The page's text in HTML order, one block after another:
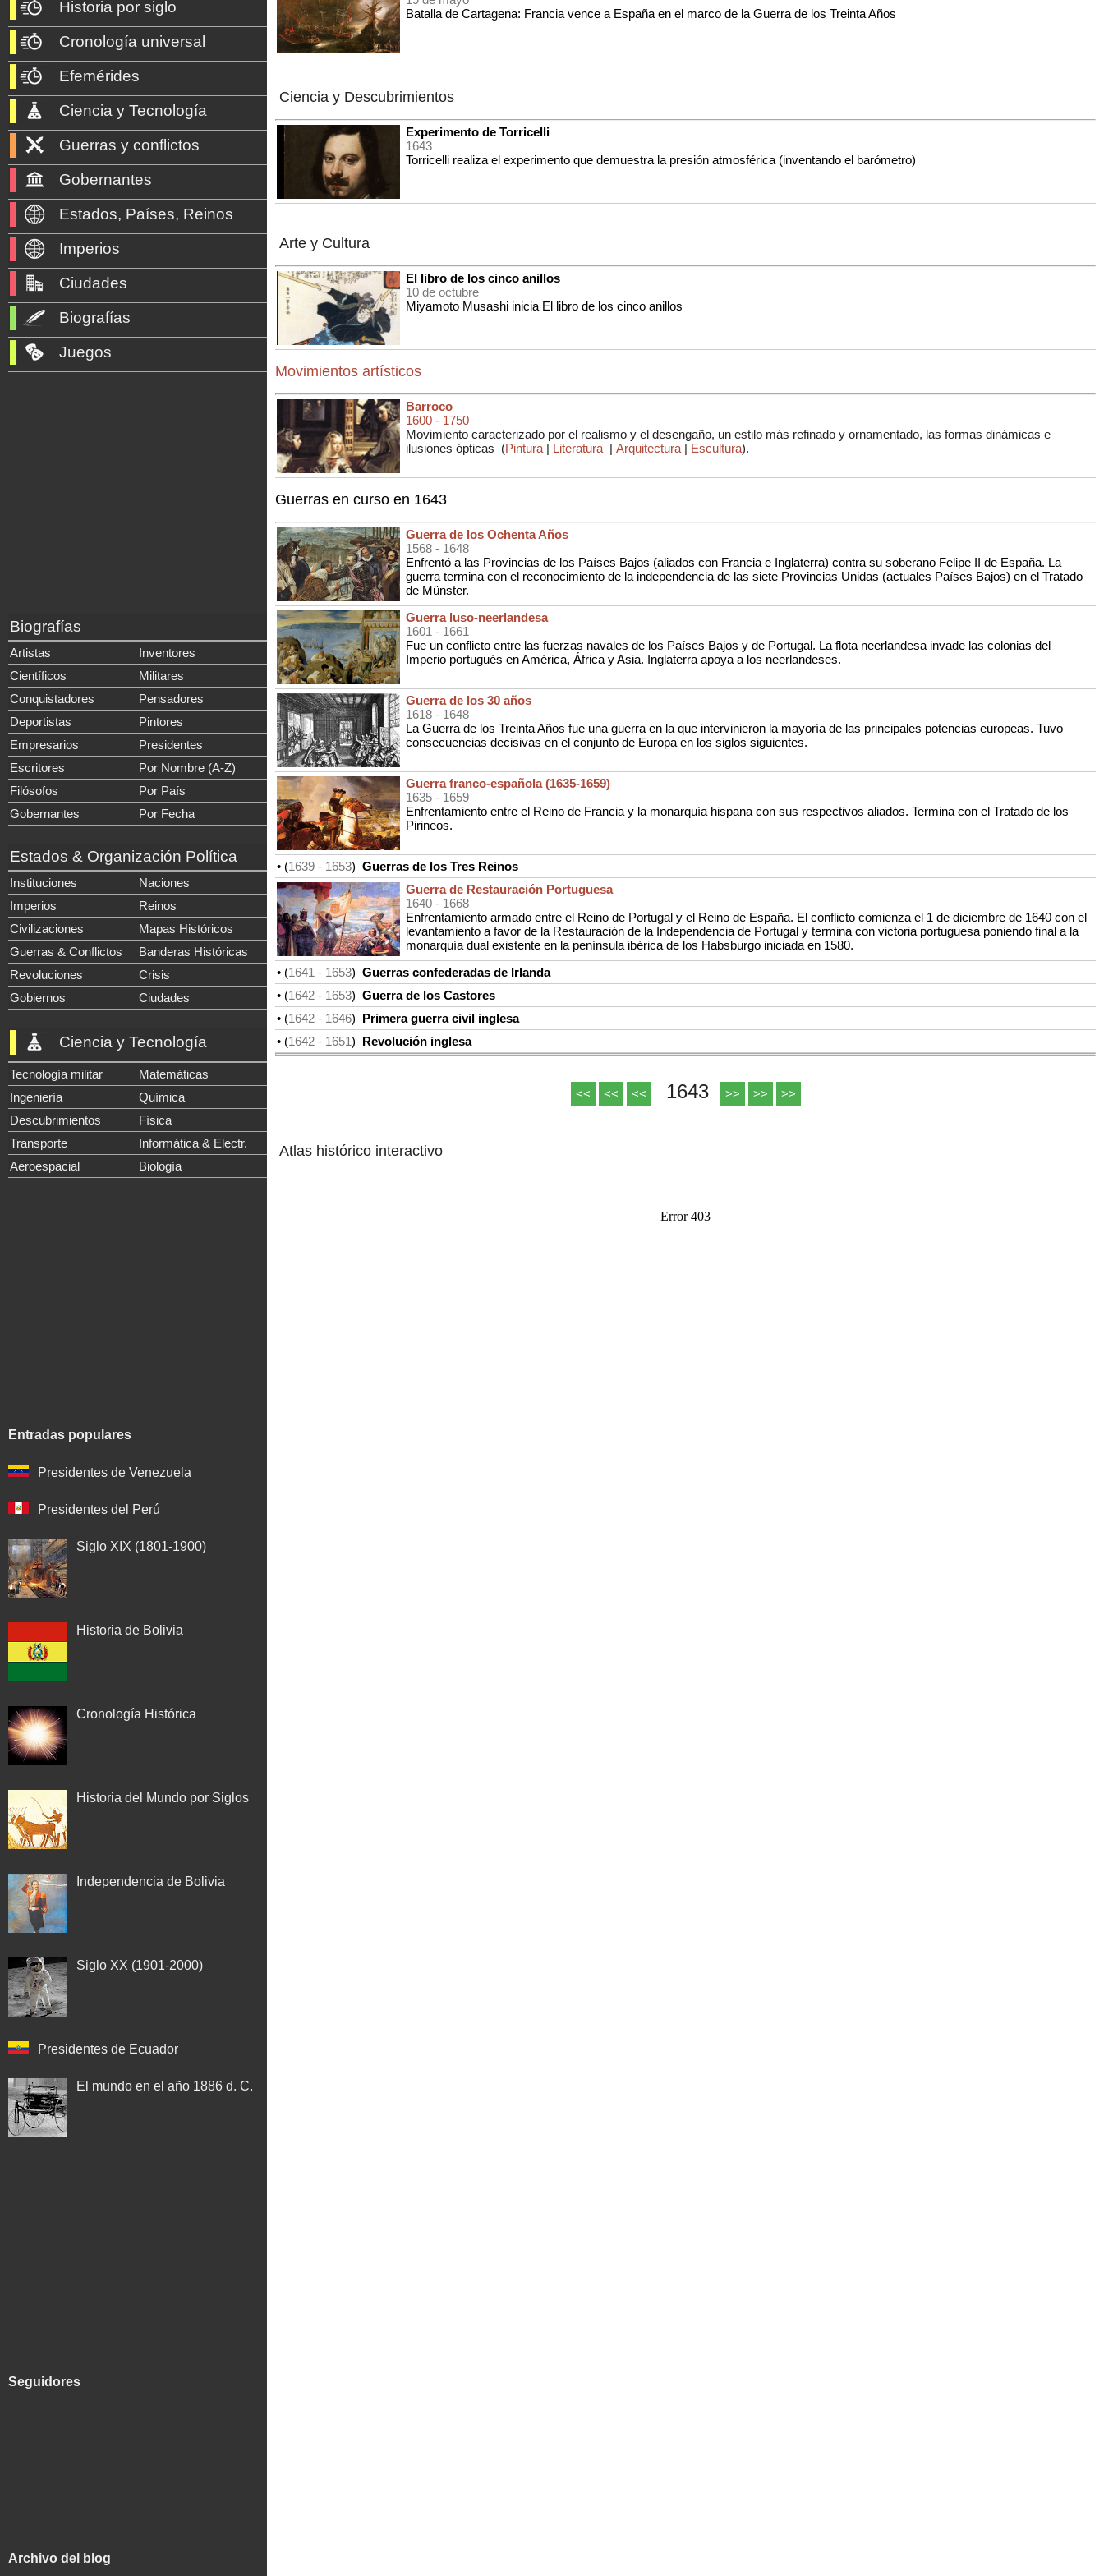
Batalla de Cartagena: Francia vence a España en el marco de la Guerra de los Treinta Años
Ciencia y Descubrimientos
Experimento de Torricelli
1643
Torricelli realiza el experimento que demuestra la presión atmosférica (inventando el barómetro)
Arte y Cultura
El libro de los cinco anillos
10 de octubre
Miyamoto Musashi inicia El libro de los cinco anillos
Movimientos artísticos
Barroco
1600 - 1750
Movimiento caracterizado por el realismo y el desengaño, un estilo más refinado y ornamentado, las formas dinámicas e
ilusiones ópticas (Pintura | Literatura | Arquitectura | Escultura).
Guerras en curso en 1643
Guerra de los Ochenta Años
1568 - 1648
Enfrentó a las Provincias de los Países Bajos (aliados con Francia e Inglaterra) contra su soberano Felipe II de España. La
guerra termina con el reconocimiento de la independencia de las siete Provincias Unidas (actuales Países Bajos) en el Tratado
de Münster.
Guerra luso-neerlandesa
1601 - 1661
Fue un conflicto entre las fuerzas navales de los Países Bajos y de Portugal. La flota neerlandesa invade las colonias del
Imperio portugués en América, África y Asia. Inglaterra apoya a los neerlandeses.
Guerra de los 30 años
1618 - 1648
La Guerra de los Treinta Años fue una guerra en la que intervinieron la mayoría de las principales potencias europeas. Tuvo
consecuencias decisivas en el conjunto de Europa en los siglos siguientes.
Guerra franco-española (1635-1659)
1635 - 1659
Enfrentamiento entre el Reino de Francia y la monarquía hispana con sus respectivos aliados. Termina con el Tratado de los
Pirineos.
• (1639 - 1653) Guerras de los Tres Reinos
Guerra de Restauración Portuguesa
1640 - 1668
Enfrentamiento armado entre el Reino de Portugal y el Reino de España. El conflicto comienza el 1 de diciembre de 1640 con el
levantamiento a favor de la Restauración de la Independencia de Portugal y termina con victoria portuguesa poniendo final a la
monarquía dual existente en la península ibérica de los Habsburgo iniciada en 1580.
• (1641 - 1653) Guerras confederadas de Irlanda
• (1642 - 1653) Guerra de los Castores
• (1642 - 1646) Primera guerra civil inglesa
• (1642 - 1651) Revolución inglesa
<< << << 1643 >> >> >>
Atlas histórico interactivo
Historia por siglo
Cronología universal
Efemérides
Ciencia y Tecnología
Guerras y conflictos
Gobernantes
Estados, Países, Reinos
Imperios
Ciudades
Biografías
Juegos
Biografías
Artistas
Inventores
Científicos
Militares
Conquistadores
Pensadores
Deportistas
Pintores
Empresarios
Presidentes
Escritores
Por Nombre (A-Z)
Filósofos
Por País
Gobernantes
Por Fecha
Estados & Organización Política
Instituciones
Naciones
Imperios
Reinos
Civilizaciones
Mapas Históricos
Guerras & Conflictos
Banderas Históricas
Revoluciones
Crisis
Gobiernos
Ciudades
Ciencia y Tecnología
Tecnología militar
Matemáticas
Ingeniería
Química
Descubrimientos
Física
Transporte
Informática & Electr.
Aeroespacial
Biología
Entradas populares
Presidentes de Venezuela
Presidentes del Perú
Siglo XIX (1801-1900)
Historia de Bolivia
Cronología Histórica
Historia del Mundo por Siglos
Independencia de Bolivia
Siglo XX (1901-2000)
Presidentes de Ecuador
El mundo en el año 1886 d. C.
Seguidores
Archivo del blog